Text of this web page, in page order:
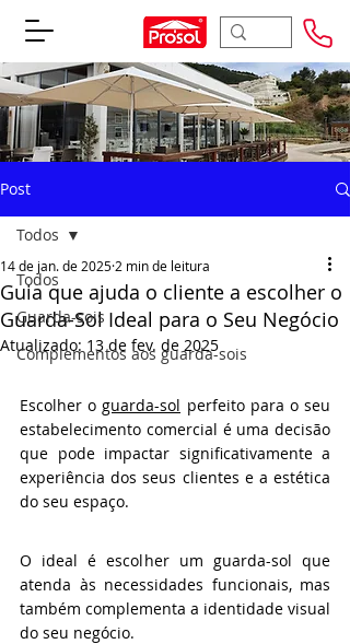
Post
Todos
Guarda-sois
Complementos aos guarda-sois
Todos
Guia que ajuda o cliente a escolher o
Guarda-Sol Ideal para o Seu Negócio
14 de jan. de 2025 2 min de leitura
Atualizado: 13 de fev. de 2025
Avaliado com NaN de 5 estrelas.
Escolher o guarda-sol perfeito para o seu
estabelecimento comercial é uma decisão
que pode impactar significativamente a
experiência dos seus clientes e a estética
do seu espaço.
O ideal é escolher um guarda-sol que
atenda às necessidades funcionais, mas
também complementa a identidade visual
do seu negócio.